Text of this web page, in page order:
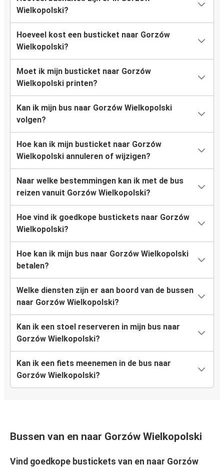
Wielkopolski?
Hoeveel kost een busticket naar Gorzów
Wielkopolski?
Moet ik mijn busticket naar Gorzów
Wielkopolski printen?
Kan ik mijn bus naar Gorzów Wielkopolski
volgen?
Hoe kan ik mijn busticket naar Gorzów
Wielkopolski annuleren of wijzigen?
Naar welke bestemmingen kan ik met de bus
reizen vanuit Gorzów Wielkopolski?
Hoe vind ik goedkope bustickets naar Gorzów
Wielkopolski?
Hoe kan ik mijn bus naar Gorzów Wielkopolski
betalen?
Welke diensten zijn er aan boord van de bussen
naar Gorzów Wielkopolski?
Kan ik een stoel reserveren in mijn bus naar
Gorzów Wielkopolski?
Kan ik een fiets meenemen in de bus naar
Gorzów Wielkopolski?
Bussen van en naar Gorzów Wielkopolski
Vind goedkope bustickets van en naar Gorzów